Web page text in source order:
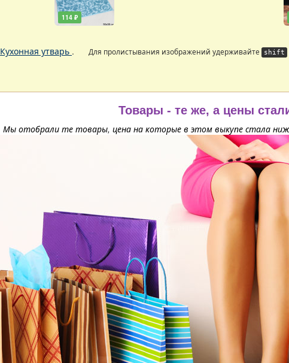
114 ₽
Кухонная утварь . Для пролистывания изображений удерживайте shift
Товары - те же, а цены
Мы отобрали те товары, цена на которые в этом выкупе стала